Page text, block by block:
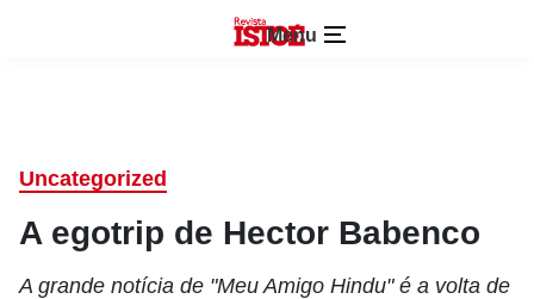
Menu
Uncategorized
A egotrip de Hector Babenco
A grande notícia de "Meu Amigo Hindu" é a volta de